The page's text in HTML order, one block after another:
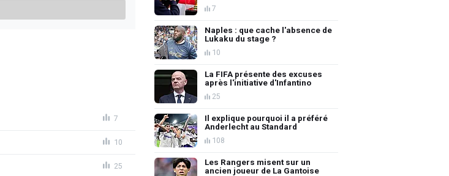
7
10
25
7
Naples : que cache l'absence de
Lukaku du stage ?
10
La FIFA présente des excuses
après l'initiative d'Infantino
25
Il explique pourquoi il a préféré
Anderlecht au Standard
108
Les Rangers misent sur un
ancien joueur de La Gantoise